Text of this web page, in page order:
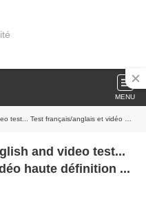
MENU
français/anglais et vidéo haute définition ...
and video test...
haute définition ...